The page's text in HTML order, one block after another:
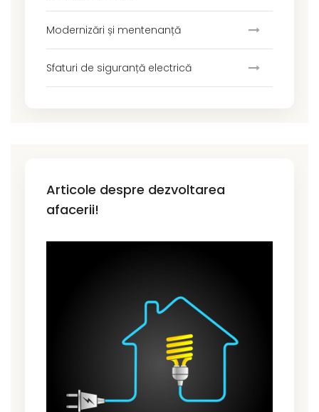
Modernizări și mentenanță
Sfaturi de siguranță electrică
Articole despre dezvoltarea
afacerii!